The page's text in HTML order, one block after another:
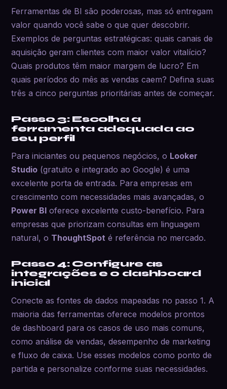
Ferramentas de BI são poderosas, mas só entregam
valor quando você sabe o que quer descobrir.
Exemplos de perguntas estratégicas: quais canais de
aquisição geram clientes com maior valor vitalício?
Quais produtos têm maior margem de lucro? Em
quais períodos do mês as vendas caem? Defina suas
três a cinco perguntas prioritárias antes de começar.
Passo 3: Escolha a
ferramenta adequada ao
seu perfil
Para iniciantes ou pequenos negócios, o Looker
Studio (gratuito e integrado ao Google) é uma
excelente porta de entrada. Para empresas em
crescimento com necessidades mais avançadas, o
Power BI oferece excelente custo-benefício. Para
empresas que priorizam consultas em linguagem
natural, o ThoughtSpot é referência no mercado.
Passo 4: Configure as
integrações e o dashboard
inicial
Conecte as fontes de dados mapeadas no passo 1. A
maioria das ferramentas oferece modelos prontos
de dashboard para os casos de uso mais comuns,
como análise de vendas, desempenho de marketing
e fluxo de caixa. Use esses modelos como ponto de
partida e personalize conforme suas necessidades.